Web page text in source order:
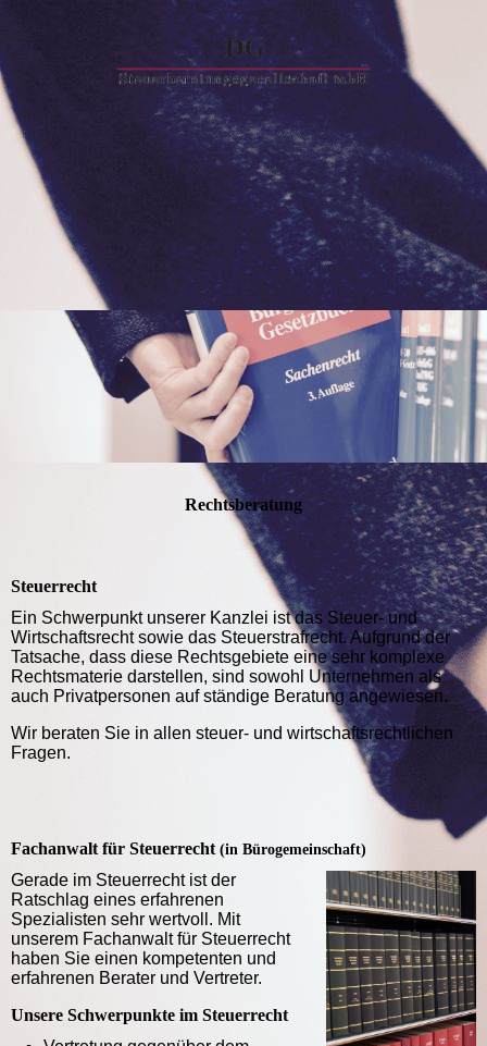
Rechtsberatung
Steuerrecht
Ein Schwerpunkt unserer Kanzlei ist das Steuer- und
Wirtschaftsrecht sowie das Steuerstrafrecht. Aufgrund der
Tatsache, dass diese Rechtsgebiete eine sehr komplexe
Rechtsmaterie darstellen, sind sowohl Unternehmen als
auch Privatpersonen auf ständige Beratung angewiesen.
Wir beraten Sie in allen steuer- und wirtschaftsrechtlichen
Fragen.
Fachanwalt für Steuerrecht (in Bürogemeinschaft)
Gerade im Steuerrecht ist der
Ratschlag eines erfahrenen
Spezialisten sehr wertvoll. Mit
unserem Fachanwalt für Steuerrecht
haben Sie einen kompetenten und
erfahrenen Berater und Vertreter.
Unsere Schwerpunkte im Steuerrecht